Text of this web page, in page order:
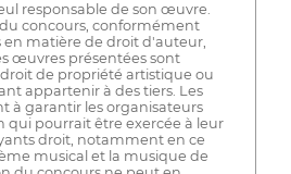
responsable de son œuvre.
concours, conformément
en matière de droit d'auteur,
œuvres présentées sont
de propriété artistique ou
appartenir à des tiers. Les
à garantir les organisateurs
qui pourrait être exercée à leur
droit, notamment en ce
musical et la musique de